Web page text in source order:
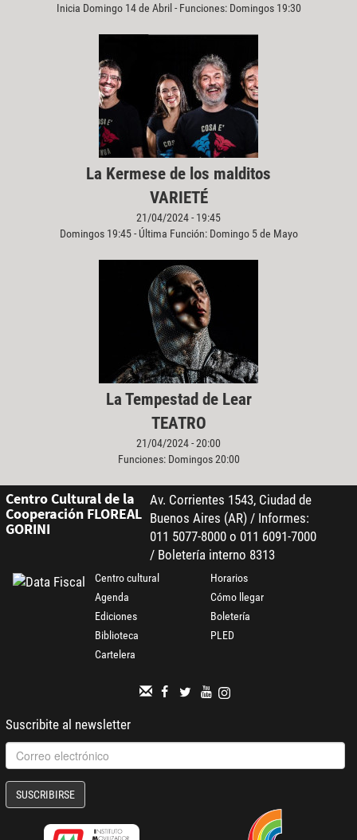
Inicia Domingo 14 de Abril - Funciones: Domingos 19:30
La Kermese de los malditos
VARIETÉ
21/04/2024 - 19:45
Domingos 19:45 - Última Función: Domingo 5 de Mayo
La Tempestad de Lear
TEATRO
21/04/2024 - 20:00
Funciones: Domingos 20:00
Centro Cultural de la
Cooperación FLOREAL
GORINI
Av. Corrientes 1543, Ciudad de
Buenos Aires (AR) / Informes:
011 5077-8000 o 011 6091-7000
/ Boletería interno 8313
Centro cultural
Agenda
Ediciones
Biblioteca
Cartelera
Horarios
Cómo llegar
Boletería
PLED
Suscribite al newsletter
SUSCRIBIRSE